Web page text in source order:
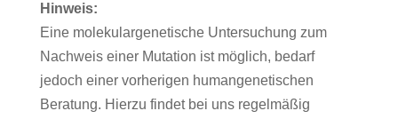
Hinweis:
Eine molekulargenetische Untersuchung zum
Nachweis einer Mutation ist möglich, bedarf
jedoch einer vorherigen humangenetischen
Beratung. Hierzu findet bei uns regelmäßig